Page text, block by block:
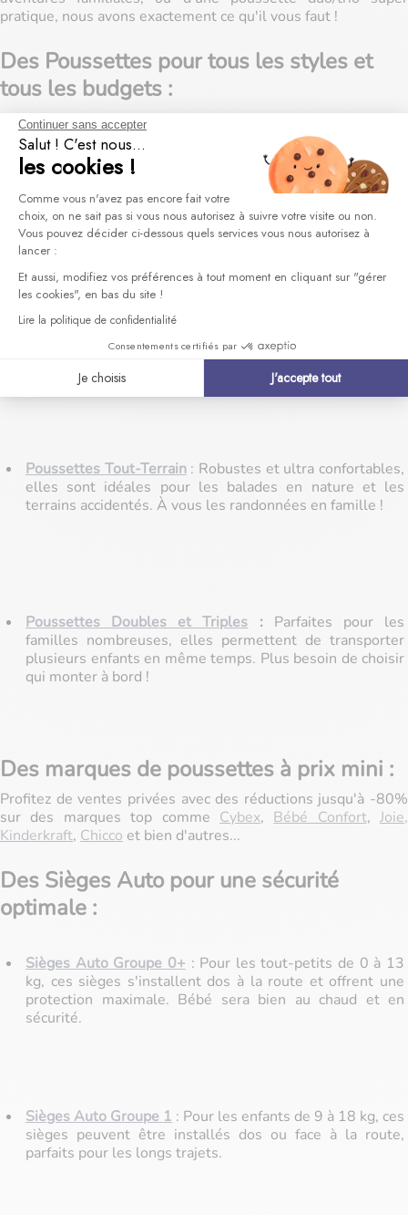
Continuer sans accepter
Salut ! C'est nous...
les cookies !
Plateforme de Gestion du
Comme vous n'avez pas encore fait votre
choix, on ne sait pas si vous nous autorisez à suivre votre visite ou non.
Vous pouvez décider ci-dessous quels services vous nous autorisez à
lancer :
Et aussi, modifiez vos préférences à tout moment en cliquant sur "gérer
les cookies", en bas du site !
Lire la politique de confidentialité
Consentements certifiés par
Je choisis J'accepte tout
pratique, nous avons exactement ce qu'il vous faut !
Des Poussettes pour tous les styles et
tous les budgets :
Poussettes Cannes
Légères et super maniables, nos
poussettes cannes sont parfaites pour les petits trajets
et les transports en commun. Adieu les galères dans le
métro !
Poussettes Combinées
grandissent avec votre enfant, de la naissance à la petite
Poussettes Tout-Terrain : Robustes et ultra confortables,
elles sont idéales pour les balades en nature et les
terrains accidentés. À vous les randonnées en famille !
Poussettes Doubles et Triples : Parfaites pour les
familles nombreuses, elles permettent de transporter
plusieurs enfants en même temps. Plus besoin de choisir
qui monter à bord !
Des marques de poussettes à prix mini :
Profitez de ventes privées avec des réductions jusqu'à -80%
sur des marques top comme Cybex, Bébé Confort, Joie,
Kinderkraft, Chicco et bien d'autres...
Des Sièges Auto pour une sécurité
optimale :
Sièges Auto Groupe 0+ : Pour les tout-petits de 0 à 13
kg, ces sièges s'installent dos à la route et offrent une
protection maximale. Bébé sera bien au chaud et en
sécurité.
Sièges Auto Groupe 1 : Pour les enfants de 9 à 18 kg, ces
sièges peuvent être installés dos ou face à la route,
parfaits pour les longs trajets.